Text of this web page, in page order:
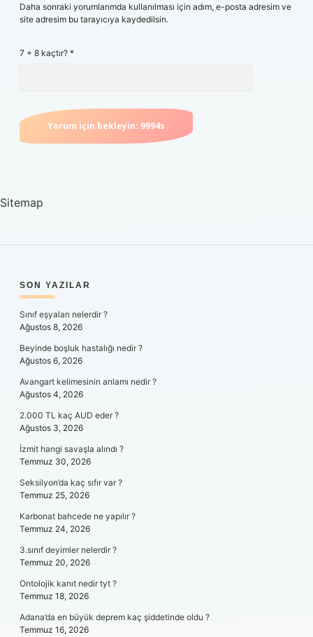
Daha sonraki yorumlarımda kullanılması için adım, e-posta adresim ve
site adresim bu tarayıcıya kaydedilsin.
7 + 8 kaçtır? *
Sitemap
SIDEBAR
SON YAZILAR
Sınıf eşyaları nelerdir ?
Ağustos 8, 2026
Beyinde boşluk hastalığı nedir ?
Ağustos 6, 2026
Avangart kelimesinin anlamı nedir ?
Ağustos 4, 2026
2.000 TL kaç AUD eder ?
Ağustos 3, 2026
İzmit hangi savaşla alındı ?
Temmuz 30, 2026
Seksilyon’da kaç sıfır var ?
Temmuz 25, 2026
Karbonat bahcede ne yapılır ?
Temmuz 24, 2026
3.sınıf deyimler nelerdir ?
Temmuz 20, 2026
Ontolojik kanıt nedir tyt ?
Temmuz 18, 2026
Adana’da en büyük deprem kaç şiddetinde oldu ?
Temmuz 16, 2026